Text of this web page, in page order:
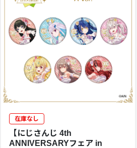
在庫なし
【にじさんじ 4th
ANNIVERSARYフェア in